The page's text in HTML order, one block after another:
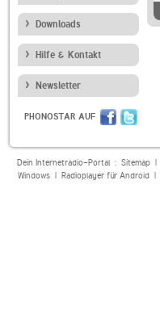
Downloads
Hilfe & Kontakt
Newsletter
PHONOSTAR AUF
Dein Internetradio-Portal : Sitemap|
Windows| Radioplayer für Android|